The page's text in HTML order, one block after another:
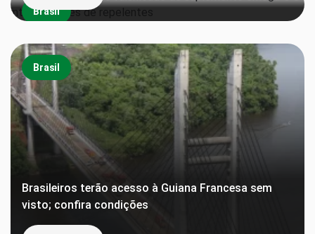
Brasil
Brasil
Brasileiros terão acesso à Guiana Francesa sem
visto; confira condições